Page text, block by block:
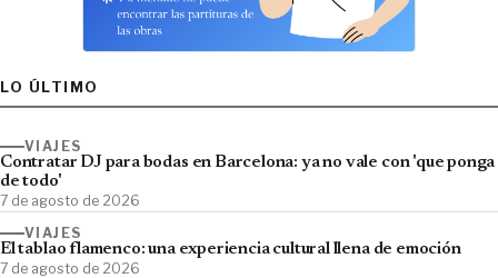
LO ÚLTIMO
VIAJES
Contratar DJ para bodas en Barcelona: ya no vale con 'que ponga
de todo'
7 de agosto de 2026
VIAJES
El tablao flamenco: una experiencia cultural llena de emoción
7 de agosto de 2026